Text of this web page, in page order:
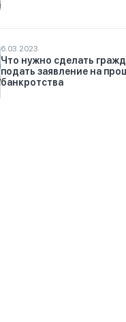
6.03.2023
Что нужно сделать
подать заявление на
банкротства